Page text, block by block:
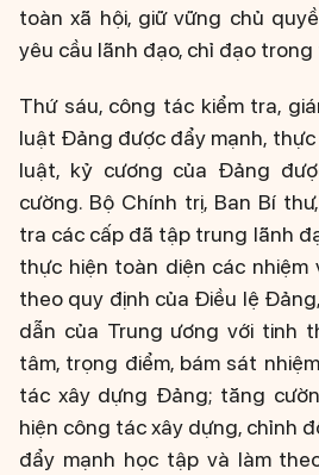
toàn xã hội, giữ vững chủ
yêu cầu lãnh đạo, chỉ đạo trong
Thứ sáu, công tác kiểm tra,
luật Đảng được đẩy mạnh, thực
luật, kỷ cương của Đảng
cường. Bộ Chính trị, Ban Bí
tra các cấp đã tập trung lãnh
thực hiện toàn diện các nhiệm
theo quy định của Điều lệ
dẫn của Trung ương với tinh
tâm, trọng điểm, bám sát
tác xây dựng Đảng; tăng
hiện công tác xây dựng, chỉnh
đẩy mạnh học tập và làm